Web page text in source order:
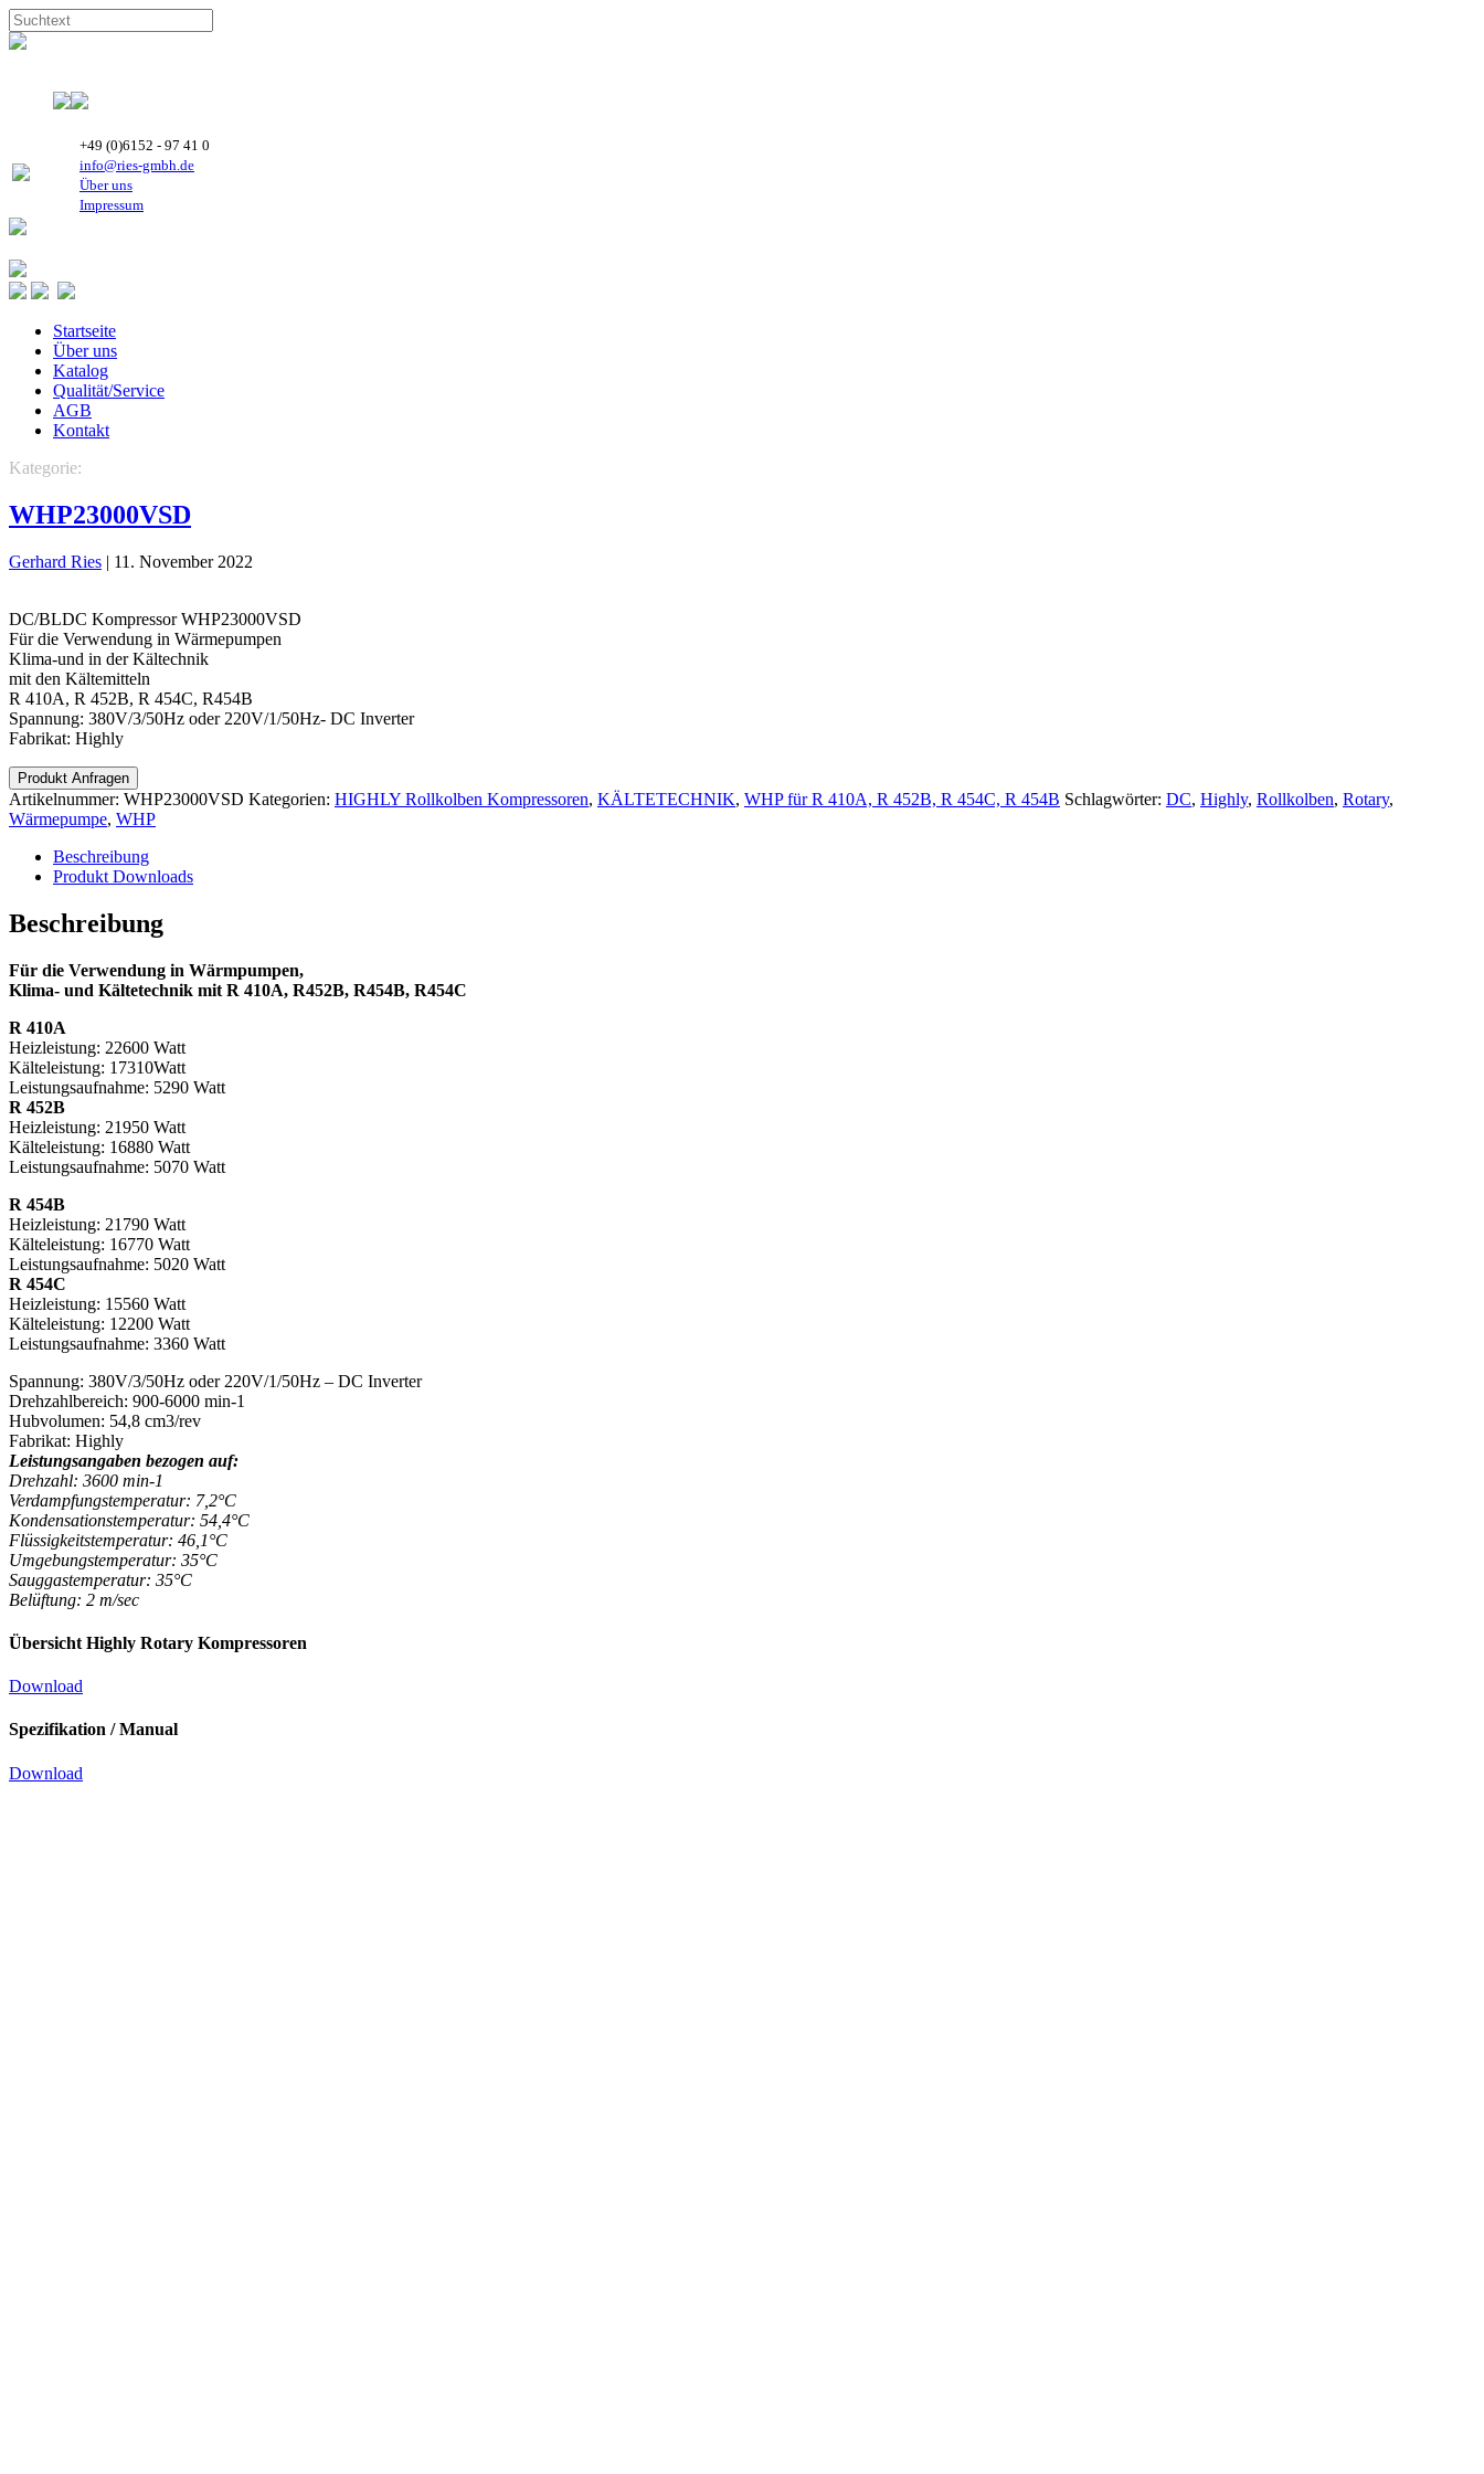
+49 (0)6152 - 97 41 0
info@ries-gmbh.de
Über uns
Impressum
Startseite
Über uns
Katalog
Qualität/Service
AGB
Kontakt
Kategorie:
WHP23000VSD
Gerhard Ries | 11. November 2022
DC/BLDC Kompressor WHP23000VSD
Für die Verwendung in Wärmepumpen
Klima-und in der Kältechnik
mit den Kältemitteln
R 410A, R 452B, R 454C, R454B
Spannung: 380V/3/50Hz oder 220V/1/50Hz- DC Inverter
Fabrikat: Highly
Produkt Anfragen
Artikelnummer: WHP23000VSD Kategorien: HIGHLY Rollkolben Kompressoren, KÄLTETECHNIK, WHP für R 410A, R 452B, R 454C, R 454B Schlagwörter: DC, Highly, Rollkolben, Rotary,
Wärmepumpe, WHP
Beschreibung
Produkt Downloads
Beschreibung
Für die Verwendung in Wärmpumpen,
Klima- und Kältetechnik mit R 410A, R452B, R454B, R454C
R 410A
Heizleistung: 22600 Watt
Kälteleistung: 17310Watt
Leistungsaufnahme: 5290 Watt
R 452B
Heizleistung: 21950 Watt
Kälteleistung: 16880 Watt
Leistungsaufnahme: 5070 Watt
R 454B
Heizleistung: 21790 Watt
Kälteleistung: 16770 Watt
Leistungsaufnahme: 5020 Watt
R 454C
Heizleistung: 15560 Watt
Kälteleistung: 12200 Watt
Leistungsaufnahme: 3360 Watt
Spannung: 380V/3/50Hz oder 220V/1/50Hz – DC Inverter
Drehzahlbereich: 900-6000 min-1
Hubvolumen: 54,8 cm3/rev
Fabrikat: Highly
Leistungsangaben bezogen auf:
Drehzahl: 3600 min-1
Verdampfungstemperatur: 7,2°C
Kondensationstemperatur: 54,4°C
Flüssigkeitstemperatur: 46,1°C
Umgebungstemperatur: 35°C
Sauggastemperatur: 35°C
Belüftung: 2 m/sec
Übersicht Highly Rotary Kompressoren
Download
Spezifikation / Manual
Download